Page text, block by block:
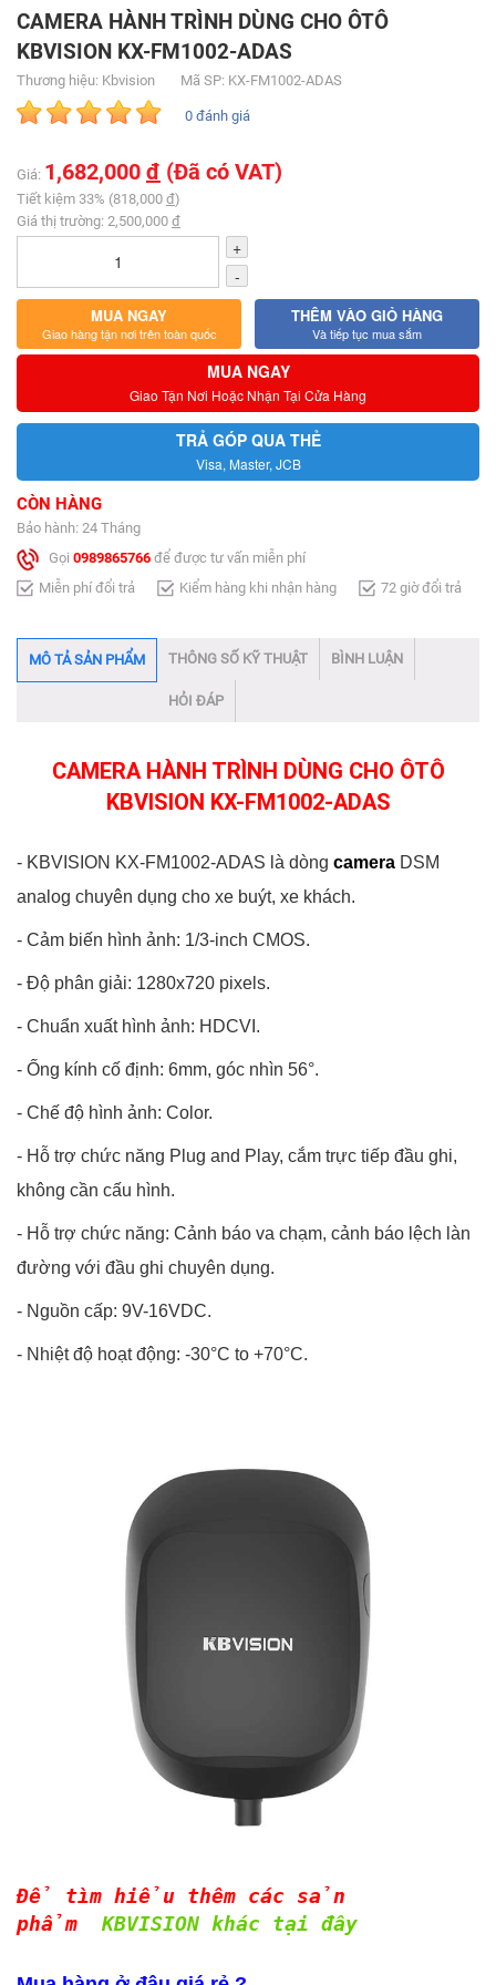
CAMERA HÀNH TRÌNH DÙNG CHO ÔTÔ
KBVISION KX-FM1002-ADAS
Thương hiệu: Kbvision Mã SP: KX-FM1002-ADAS
0 đánh giá
Giá: 1,682,000 đ (Đã có VAT)
Tiết kiệm 33% (818,000 đ)
Giá thị trường: 2,500,000 đ
+
-
MUA NGAY
Giao hàng tận nơi trên toàn quốc
THÊM VÀO GIỎ HÀNG
Và tiếp tục mua sắm
MUA NGAY
Giao Tận Nơi Hoặc Nhận Tại Cửa Hàng
TRẢ GÓP QUA THẺ
Visa, Master, JCB
CÒN HÀNG
Bảo hành: 24 Tháng
Gọi 0989865766 để được tư vấn miễn phí
Miễn phí đổi trả
Kiểm hàng khi nhận hàng 72 giờ đổi trả
MÔ TẢ SẢN PHẨM THÔNG SỐ KỸ THUẬT BÌNH LUẬN
HỎI ĐÁP
CAMERA HÀNH TRÌNH DÙNG CHO ÔTÔ
KBVISION KX-FM1002-ADAS
- KBVISION KX-FM1002-ADAS là dòng camera DSM
analog chuyên dụng cho xe buýt, xe khách.
- Cảm biến hình ảnh: 1/3-inch CMOS.
- Độ phân giải: 1280x720 pixels.
- Chuẩn xuất hình ảnh: HDCVI.
- Ống kính cố định: 6mm, góc nhìn 56°.
- Chế độ hình ảnh: Color.
- Hỗ trợ chức năng Plug and Play, cắm trực tiếp đầu ghi,
không cần cấu hình.
- Hỗ trợ chức năng: Cảnh báo va chạm, cảnh báo lệch làn
đường với đầu ghi chuyên dụng.
- Nguồn cấp: 9V-16VDC.
- Nhiệt độ hoạt động: -30°C to +70°C.
Để tìm hiểu thêm các sản
phẩm
KBVISION khác tại đây